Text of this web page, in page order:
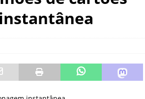
da IA se torna um risco
NOTÍCIAS